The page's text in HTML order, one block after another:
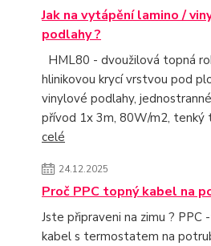
Jak na vytápění lamino /
podlahy ?
HML80 - dvoužilová topná
hlinikovou krycí vrstvou pod
vinylové podlahy,
přívod 1x 3m, 80W/m2, tenký
celé
24.12.2025
Proč PPC topný kabel na
Jste připraveni na zimu ? PPC
kabel s termostatem na